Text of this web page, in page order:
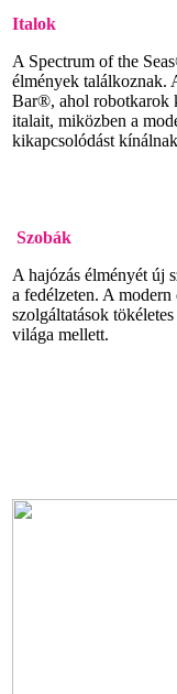
Italok
A Spectrum of the
élmények találkoznak.
Bar®, ahol robotkarok
italait, miközben a
kikapcsolódást
Szobák
A hajózás élményét új
a fedélzeten. A
szolgáltatások
világa mellett.